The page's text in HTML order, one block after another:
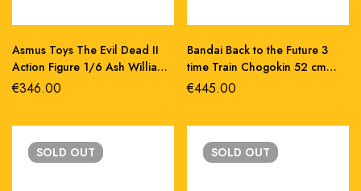
Asmus Toys The Evil Dead II
Action Figure 1/6 Ash Williams
31 cm Action figures: 30 cm La
€346.00
Bandai Back to the Future 3
time Train Chogokin 52 cm
abs/metallo
€445.00
SOLD OUT SOLD OUT